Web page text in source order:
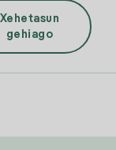
Xehetasun
gehiago